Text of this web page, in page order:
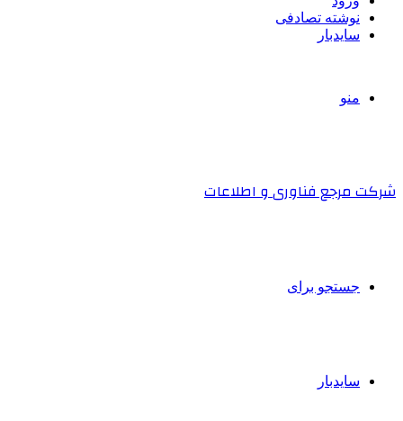
نوشته تصادفی
سایدبار
منو
شرکت مرجع فناوری و اطلاعات
جستجو برای
سایدبار